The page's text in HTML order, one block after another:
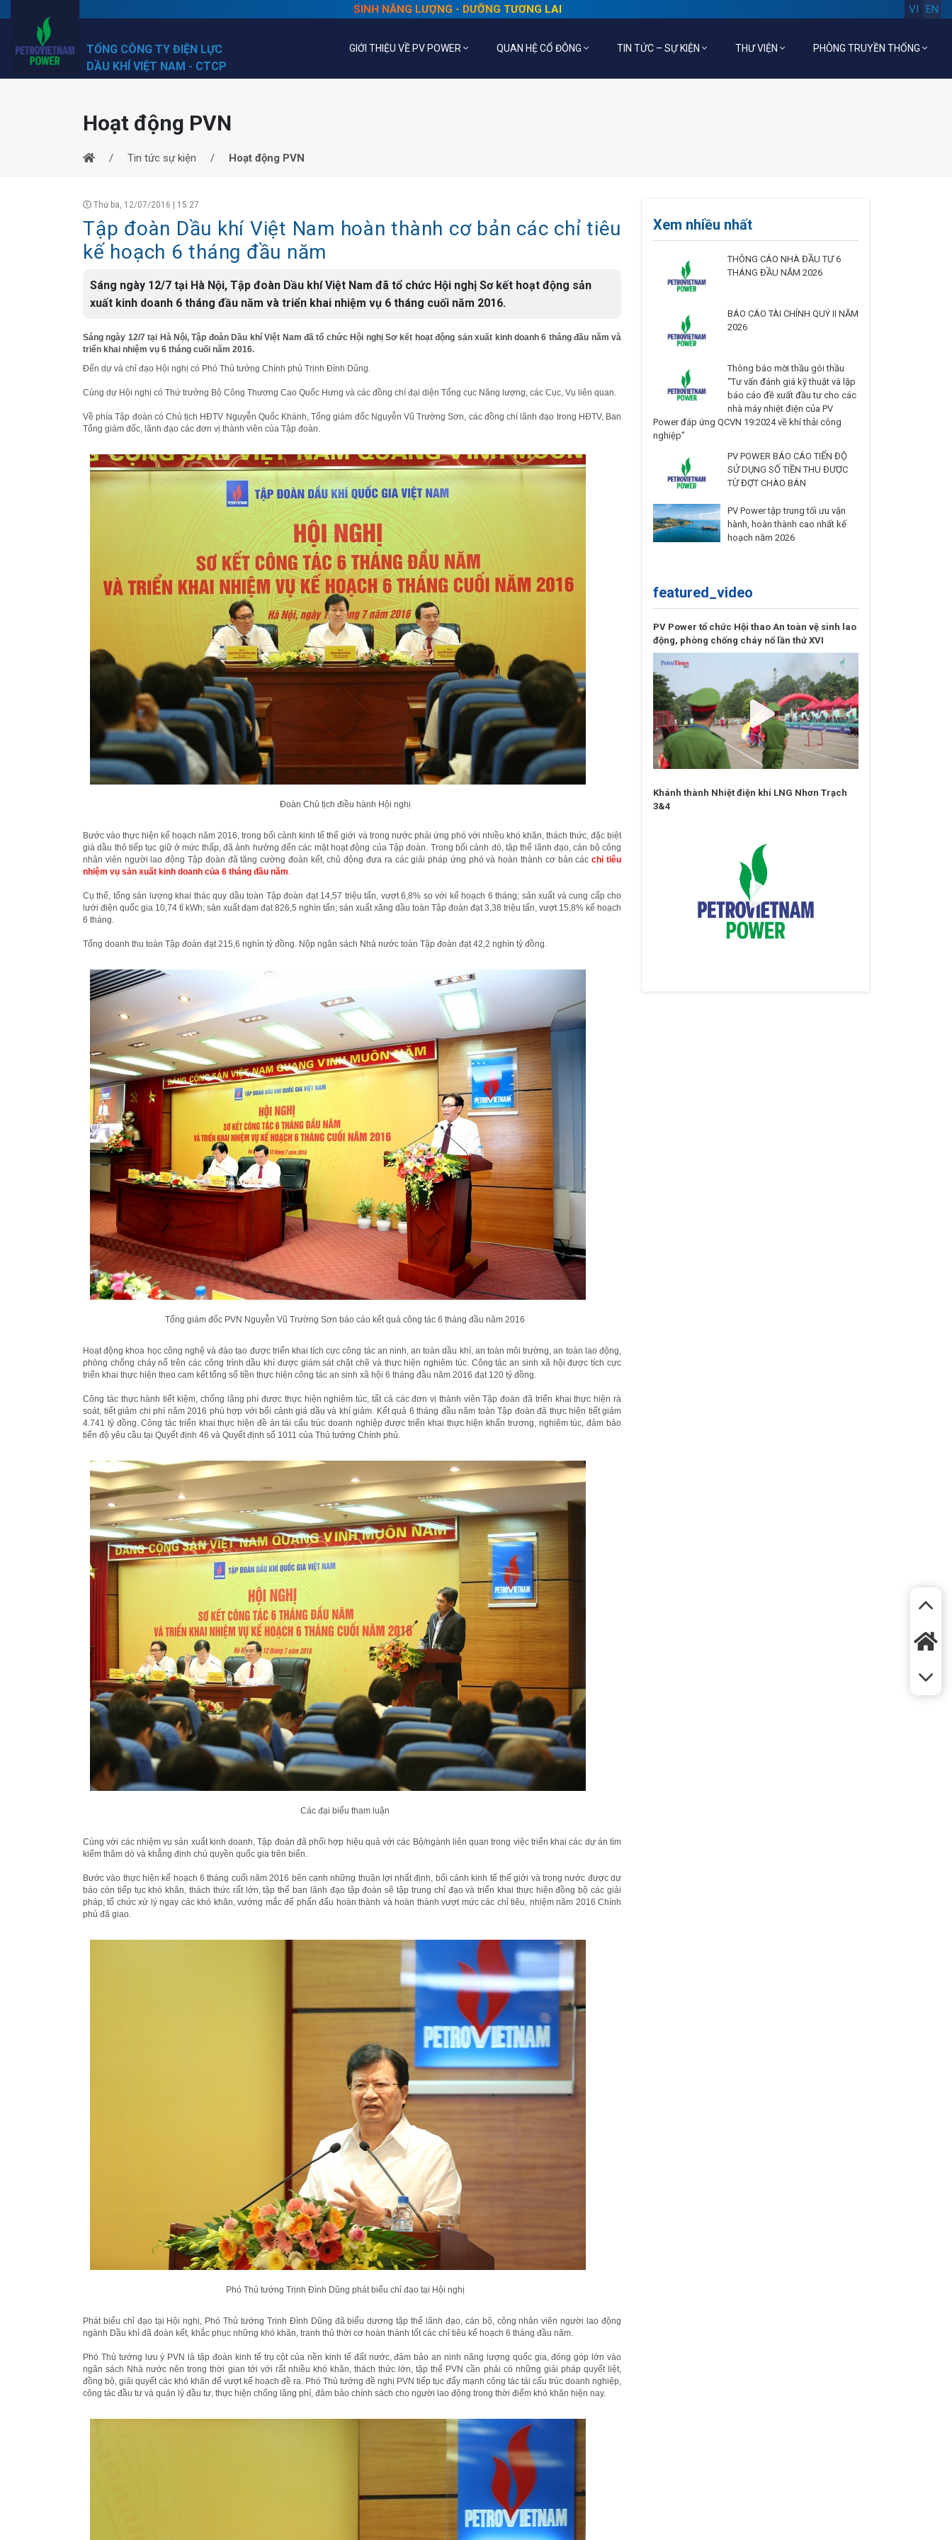
SINH NĂNG LƯỢNG - DƯỠNG TƯƠNG LAI EN
VI
TỔNG CÔNG TY ĐIỆN LỰC
DẦU KHÍ VIỆT NAM - CTCP
GIỚI THIỆU VỀ PV POWER QUAN HỆ CỔ ĐÔNG TIN TỨC – SỰ KIỆN THƯ VIỆN PHÒNG TRUYỀN THỐNG
Hoạt động PVN
Tin tức sự kiện Hoạt động PVN
Thứ ba, 12/07/2016 | 15:27
Tập đoàn Dầu khí Việt Nam hoàn thành cơ bản các chỉ tiêu
kế hoạch 6 tháng đầu năm
Sáng ngày 12/7 tại Hà Nội, Tập đoàn Dầu khí Việt Nam đã tổ chức Hội nghị Sơ kết hoạt động sản
xuất kinh doanh 6 tháng đầu năm và triển khai nhiệm vụ 6 tháng cuối năm 2016.
Sáng ngày 12/7 tại Hà Nội, Tập đoàn Dầu khí Việt Nam đã tổ chức Hội nghị Sơ kết hoạt động sản xuất kinh doanh 6 tháng đầu năm và
triển khai nhiệm vụ 6 tháng cuối năm 2016.
Đến dự và chỉ đạo Hội nghị có Phó Thủ tướng Chính phủ Trịnh Đình Dũng.
Cùng dự Hội nghị có Thứ trưởng Bộ Công Thương Cao Quốc Hưng và các đồng chí đại diện Tổng cục Năng lượng, các Cục, Vụ liên quan.
Về phía Tập đoàn có Chủ tịch HĐTV Nguyễn Quốc Khánh, Tổng giám đốc Nguyễn Vũ Trường Sơn, các đồng chí lãnh đạo trong HĐTV, Ban
Tổng giám đốc, lãnh đạo các đơn vị thành viên của Tập đoàn.
Đoàn Chủ tịch điều hành Hội nghị
Bước vào thực hiện kế hoạch năm 2016, trong bối cảnh kinh tế thế giới và trong nước phải ứng phó với nhiều khó khăn, thách thức, đặc biệt
giá dầu thô tiếp tục giữ ở mức thấp, đã ảnh hưởng đến các mặt hoạt động của Tập đoàn. Trong bối cảnh đó, tập thể lãnh đạo, cán bộ công
nhân viên người lao động Tập đoàn đã tăng cường đoàn kết, chủ động đưa ra các giải pháp ứng phó và hoàn thành cơ bản các chỉ tiêu
nhiệm vụ sản xuất kinh doanh của 6 tháng đầu năm.
Cụ thể, tổng sản lượng khai thác quy dầu toàn Tập đoàn đạt 14,57 triệu tấn, vượt 6,8% so với kế hoạch 6 tháng; sản xuất và cung cấp cho
lưới điện quốc gia 10,74 tỉ kWh; sản xuất đạm đạt 826,5 nghìn tấn; sản xuất xăng dầu toàn Tập đoàn đạt 3,38 triệu tấn, vượt 15,8% kế hoạch
6 tháng.
Tổng doanh thu toàn Tập đoàn đạt 215,6 nghìn tỷ đồng. Nộp ngân sách Nhà nước toàn Tập đoàn đạt 42,2 nghìn tỷ đồng.
Tổng giám đốc PVN Nguyễn Vũ Trường Sơn báo cáo kết quả công tác 6 tháng đầu năm 2016
Hoạt động khoa học công nghệ và đào tạo được triển khai tích cực công tác an ninh, an toàn dầu khí, an toàn môi trường, an toàn lao động,
phòng chống cháy nổ trên các công trình dầu khí được giám sát chặt chẽ và thực hiện nghiêm túc. Công tác an sinh xã hội được tích cực
triển khai thực hiện theo cam kết tổng số tiền thực hiện công tác an sinh xã hội 6 tháng đầu năm 2016 đạt 120 tỷ đồng.
Công tác thực hành tiết kiệm, chống lãng phí được thực hiện nghiêm túc, tất cả các đơn vị thành viên Tập đoàn đã triển khai thực hiện rà
soát, tiết giảm chi phí năm 2016 phù hợp với bối cảnh giá dầu và khí giảm. Kết quả 6 tháng đầu năm toàn Tập đoàn đã thực hiện tiết giảm
4.741 tỷ đồng. Công tác triển khai thực hiện đề án tái cấu trúc doanh nghiệp được triển khai thực hiện khẩn trương, nghiêm túc, đảm bảo
tiến độ yêu cầu tại Quyết định 46 và Quyết định số 1011 của Thủ tướng Chính phủ.
Các đại biểu tham luận
Cùng với các nhiệm vụ sản xuất kinh doanh, Tập đoàn đã phối hợp hiệu quả với các Bộ/ngành liên quan trong việc triển khai các dự án tìm
kiếm thăm dò và khẳng định chủ quyền quốc gia trên biển.
Bước vào thực hiện kế hoạch 6 tháng cuối năm 2016 bên cạnh những thuận lợi nhất định, bối cảnh kinh tế thế giới và trong nước được dự
báo còn tiếp tục khó khăn, thách thức rất lớn, tập thể ban lãnh đạo tập đoàn sẽ tập trung chỉ đạo và triển khai thực hiện đồng bộ các giải
pháp, tổ chức xử lý ngay các khó khăn, vướng mắc để phấn đấu hoàn thành và hoàn thành vượt mức các chỉ tiêu, nhiệm năm 2016 Chính
phủ đã giao.
Phó Thủ tướng Trịnh Đình Dũng phát biểu chỉ đạo tại Hội nghị
Phát biểu chỉ đạo tại Hội nghị, Phó Thủ tướng Trịnh Đình Dũng đã biểu dương tập thể lãnh đạo, cán bộ, công nhân viên người lao động
ngành Dầu khí đã đoàn kết, khắc phục những khó khăn, tranh thủ thời cơ hoàn thành tốt các chỉ tiêu kế hoạch 6 tháng đầu năm.
Phó Thủ tướng lưu ý PVN là tập đoàn kinh tế trụ cột của nền kinh tế đất nước, đảm bảo an ninh năng lượng quốc gia, đóng góp lớn vào
ngân sách Nhà nước nên trong thời gian tới với rất nhiều khó khăn, thách thức lớn, tập thể PVN cần phải có những giải pháp quyết liệt,
đồng bộ, giải quyết các khó khăn để vượt kế hoạch đề ra. Phó Thủ tướng đề nghị PVN tiếp tục đẩy mạnh công tác tái cấu trúc doanh nghiệp,
công tác đầu tư và quản lý đầu tư, thực hiện chống lãng phí, đảm bảo chính sách cho người lao động trong thời điểm khó khăn hiện nay.
Xem nhiều nhất
THÔNG CÁO NHÀ ĐẦU TƯ 6
THÁNG ĐẦU NĂM 2026
BÁO CÁO TÀI CHÍNH QUÝ II NĂM
2026
Thông báo mời thầu gói thầu
“Tư vấn đánh giá kỹ thuật và lập
báo cáo đề xuất đầu tư cho các
nhà máy nhiệt điện của PV
Power đáp ứng QCVN 19:2024 về khí thải công
nghiệp”
PV POWER BÁO CÁO TIẾN ĐỘ
SỬ DỤNG SỐ TIỀN THU ĐƯỢC
TỪ ĐỢT CHÀO BÁN
PV Power tập trung tối ưu vận
hành, hoàn thành cao nhất kế
hoạch năm 2026
featured_video
PV Power tổ chức Hội thao An toàn vệ sinh lao
động, phòng chống cháy nổ lần thứ XVI
Khánh thành Nhiệt điện khí LNG Nhơn Trạch
3&4